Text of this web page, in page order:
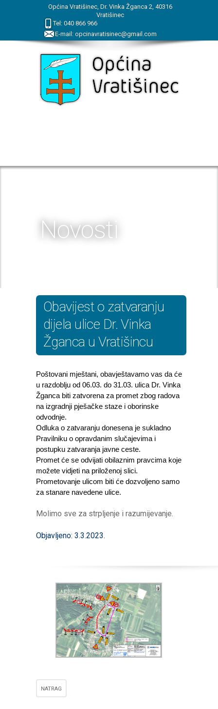
Općina Vratišinec, Dr. Vinka Žganca 2, 40316
Vratišinec
Tel: 040 866 966
E-mail: opcinavratisinec@gmail.com
Novosti
Obavijest o zatvaranju
dijela ulice Dr. Vinka
Žganca u Vratišincu
Poštovani mještani, obavještavamo vas da će
u razdoblju od 06.03. do 31.03. ulica Dr. Vinka
Žganca biti zatvorena za promet zbog radova
na izgradnji pješačke staze i oborinske
odvodnje.
Odluka o zatvaranju donesena je sukladno
Pravilniku o opravdanim slučajevima i
postupku zatvaranja javne ceste.
Promet će se odvijati obilaznim pravcima koje
možete vidjeti na priloženoj slici.
Prometovanje ulicom biti će dozvoljeno samo
za stanare navedene ulice.
Molimo sve za strpljenje i razumijevanje.
Objavljeno: 3.3.2023.
NATRAG